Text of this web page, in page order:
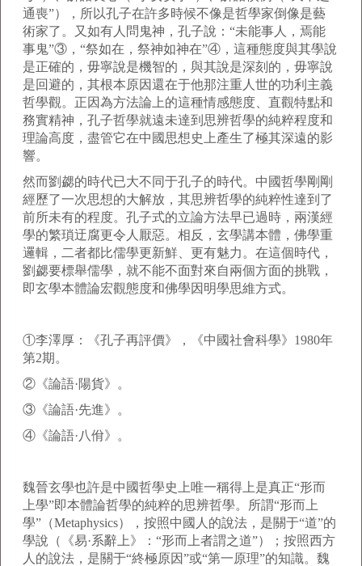
通喪”），所以孔子在許多時候不像是哲學家倒像是藝
術家了。又如有人問鬼神，孔子說：“未能事人，焉能
事鬼”③，“祭如在，祭神如神在”④，這種態度與其學說
是正確的，毋寧說是機智的，與其說是深刻的，毋寧說
是回避的，其根本原因還在于他那注重人世的功利主義
哲學觀。正因為方法論上的這種情感態度、直觀特點和
務實精神，孔子哲學就遠未達到思辨哲學的純粹程度和
理論高度，盡管它在中國思想史上產生了極其深遠的影
響。
然而劉勰的時代已大不同于孔子的時代。中國哲學剛剛
經歷了一次思想的大解放，其思辨哲學的純粹性達到了
前所未有的程度。孔子式的立論方法早已過時，兩漢經
學的繁瑣迂腐更令人厭惡。相反，玄學講本體，佛學重
邏輯，二者都比儒學更新鮮、更有魅力。在這個時代，
劉勰要標舉儒學，就不能不面對來自兩個方面的挑戰，
即玄學本體論宏觀態度和佛學因明學思維方式。
①李澤厚：《孔子再評價》，《中國社會科學》1980年
第2期。
②《論語·陽貨》。
③《論語·先進》。
④《論語·八佾》。
魏晉玄學也許是中國哲學史上唯一稱得上是真正“形而
上學”即本體論哲學的純粹的思辨哲學。所謂“形而上
學”（Metaphysics），按照中國人的說法，是關于“道”的
學說（《易·系辭上》：“形而上者謂之道”）；按照西方
人的說法，是關于“終極原因”或“第一原理”的知識。魏